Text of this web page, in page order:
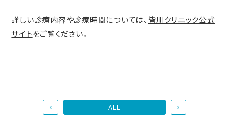
詳しい診療内容や診療時間については、 皆川クリニック公式
サイトをご覧ください。
ALL